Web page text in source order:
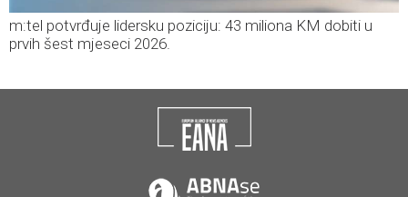
m:tel potvrđuje lidersku poziciju: 43 miliona KM dobiti u
prvih šest mjeseci 2026.